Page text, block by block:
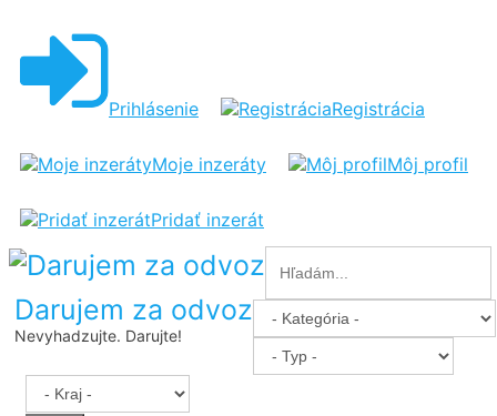
Prihlásenie Registrácia
Moje inzeráty Môj profil
Pridať inzerát
Darujem za odvoz
Nevyhadzujte. Darujte!